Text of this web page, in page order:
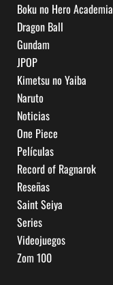
Boku no Hero Academia
Dragon Ball
Gundam
JPOP
Kimetsu no Yaiba
Naruto
Noticias
One Piece
Películas
Record of Ragnarok
Reseñas
Saint Seiya
Series
Videojuegos
Zom 100